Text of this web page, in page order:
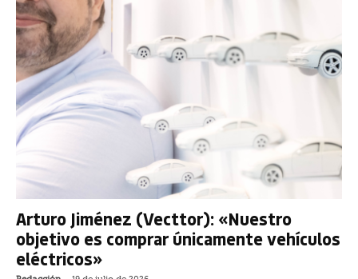
Arturo Jiménez (Vecttor): «Nuestro
objetivo es comprar únicamente vehículos
eléctricos»